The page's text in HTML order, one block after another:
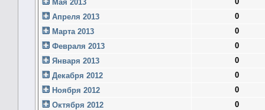
Мая 2013
Апреля 2013
0
Марта 2013
0
Февраля 2013
0
Января 2013
0
Декабря 2012
0
Ноября 2012
0
Октября 2012
0